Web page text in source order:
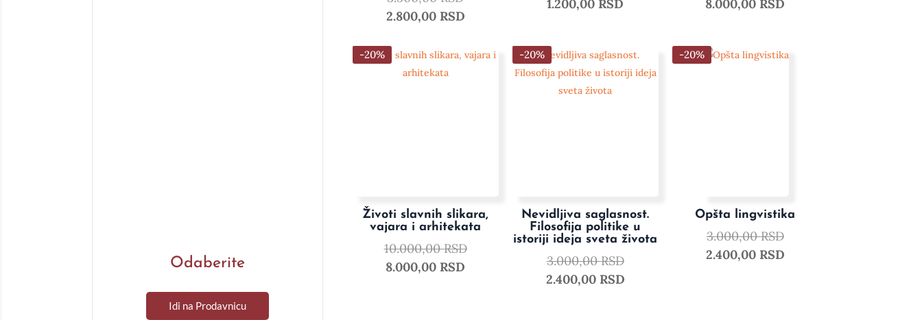
Odaberite
Idi na Prodavnicu
2.800,00 RSD
1.200,00 RSD
8.000,00 RSD
-20%
Životi slavnih slikara,
vajara i arhitekata
10.000,00RSD
8.000,00 RSD
-20%
Nevidljiva saglasnost.
Filosofija politike u
istoriji ideja sveta života
3.000,00RSD
2.400,00 RSD
-20%
Opšta lingvistika
3.000,00RSD
2.400,00 RSD